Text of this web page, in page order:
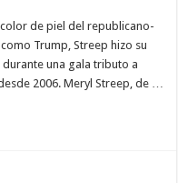
de piel del republicano-
Trump, Streep hizo su
durante una gala tributo a
2006. Meryl Streep, de …